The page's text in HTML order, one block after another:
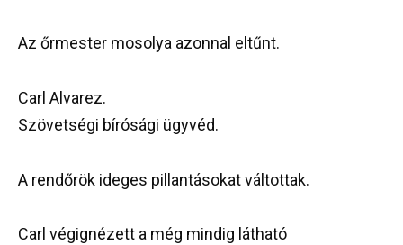
Az őrmester mosolya azonnal eltűnt.
Carl Alvarez.
Szövetségi bírósági ügyvéd.
A rendőrök ideges pillantásokat váltottak.
Carl végignézett a még mindig látható